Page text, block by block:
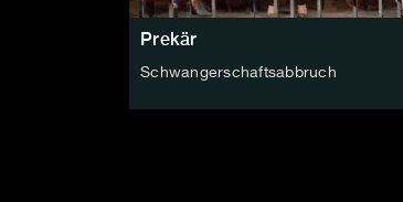
Prekär
Schwangerschaftsabbruch